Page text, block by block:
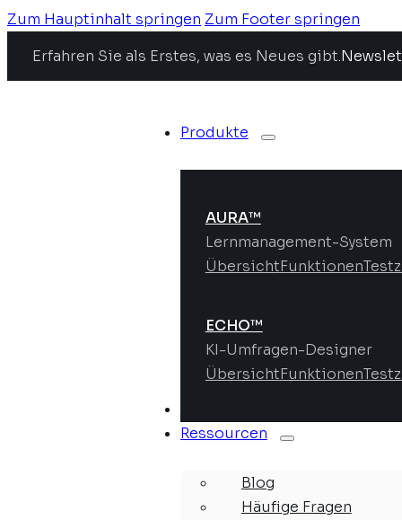
Zum Hauptinhalt springen Zum Footer springen
Erfahren Sie als Erstes, was es Neues gibt.
Produkte
AURA™
Lernmanagement-System
ÜbersichtFunktionen
ECHO™
KI-Umfragen-Designer
ÜbersichtFunktionen
Ressourcen
Blog
Häufige Fragen